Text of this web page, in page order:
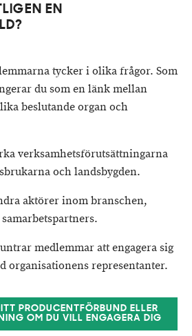
EN
tycker i olika frågor. Som
du som en länk mellan
beslutande organ och
verksamhetsförutsättningarna
och landsbygden.
aktörer inom branschen,
medlemmar att engagera sig
organisationens representanter.
PRODUCENTFÖRBUND ELLER
OM DU VILL ENGAGERA DIG